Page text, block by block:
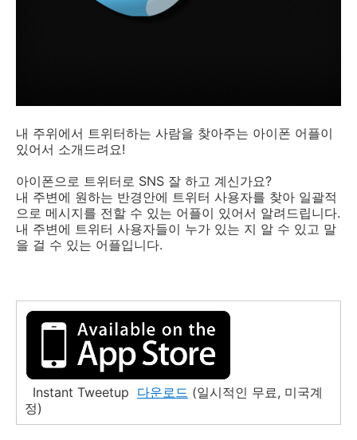
내 주위에서 트위터하는 사람을 찾아주는 아이폰 어플이
있어서 소개드려요!
아이폰으로 트위터로 SNS 잘 하고 계신가요?
내 주변에 원하는 반경안에 트위터 사용자를 찾아 일괄적
으로 메시지를 전할 수 있는 어플이 있어서 알려드립니다.
내 주변에 트위터 사용자들이 누가 있는 지 알 수 있고 말
을 걸 수 있는 어플입니다.
Instant Tweetup 다운로드 (일시적인 무료, 미국계
정)